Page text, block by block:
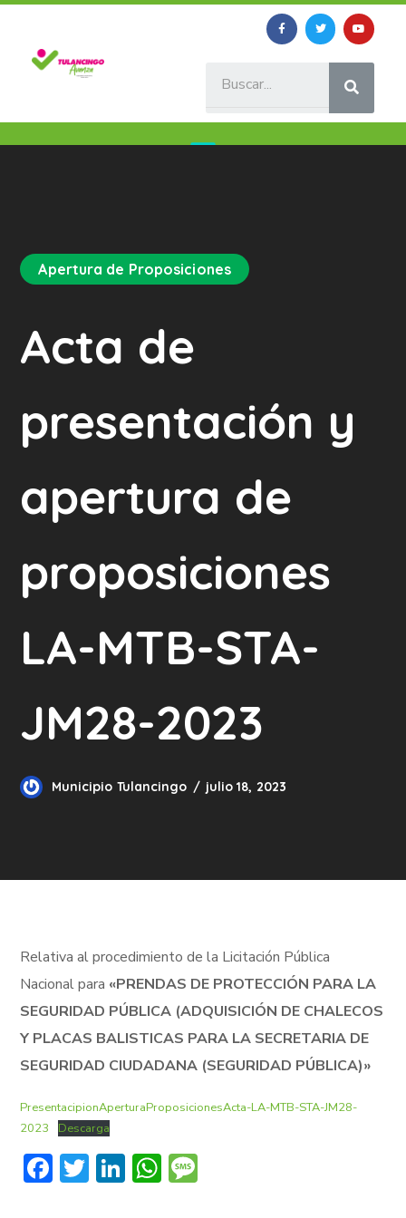
Apertura de Proposiciones
Acta de
presentación y
apertura de
proposiciones
LA-MTB-STA-
JM28-2023
Municipio Tulancingo julio 18, 2023
Relativa al procedimiento de la Licitación Pública
Nacional para «PRENDAS DE PROTECCIÓN PARA LA
SEGURIDAD PÚBLICA (ADQUISICIÓN DE CHALECOS
Y PLACAS BALISTICAS PARA LA SECRETARIA DE
SEGURIDAD CIUDADANA (SEGURIDAD PÚBLICA)»
PresentacipionAperturaProposicionesActa-LA-MTB-STA-JM28-
2023
Descarga
Facebook
Twitter
LinkedIn
WhatsApp